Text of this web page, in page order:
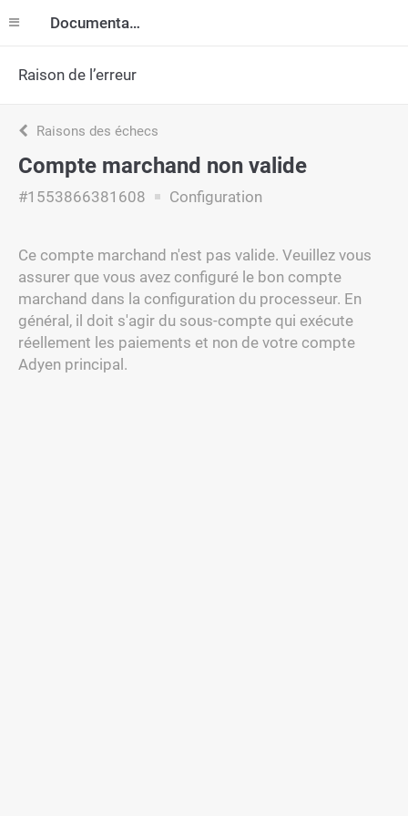
Documentation
Raison de l’erreur
Raisons des échecs
Compte marchand non valide
#1553866381608 Configuration
Ce compte marchand n'est pas valide. Veuillez vous
assurer que vous avez configuré le bon compte
marchand dans la configuration du processeur. En
général, il doit s'agir du sous-compte qui exécute
réellement les paiements et non de votre compte
Adyen principal.